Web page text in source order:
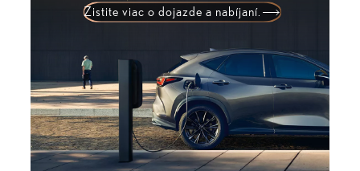
Zistite viac o dojazde a nabíjaní.